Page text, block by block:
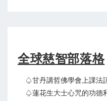
全球慈智部落格
♤甘丹講哲佛學會上課法
♤蓮花生大士心咒的功德